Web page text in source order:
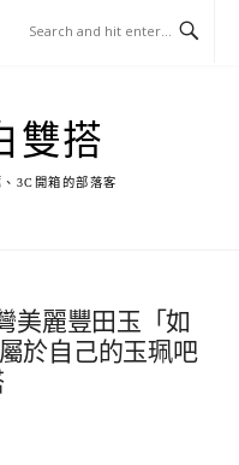
雙搭
3C開箱的部落客
美麗豐田玉「如
於自己的玉珮吧